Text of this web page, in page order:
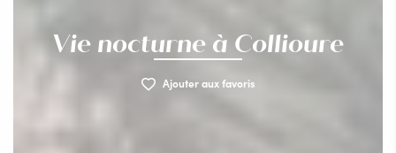
Vie nocturne à Collioure
Ajouter aux favoris